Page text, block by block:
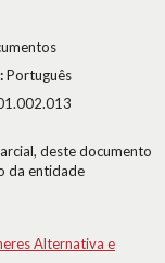
Português
deste documento
da entidade
Alternativa e